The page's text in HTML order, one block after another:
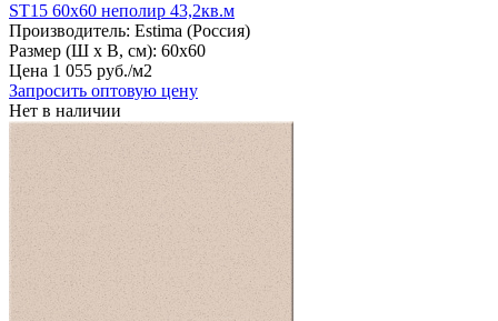
ST15 60х60 неполир 43,2кв.м
Производитель: Estima (Россия)
Размер (Ш х В, см): 60х60
Цена 1 055 руб./м2
Запросить оптовую цену
Нет в наличии